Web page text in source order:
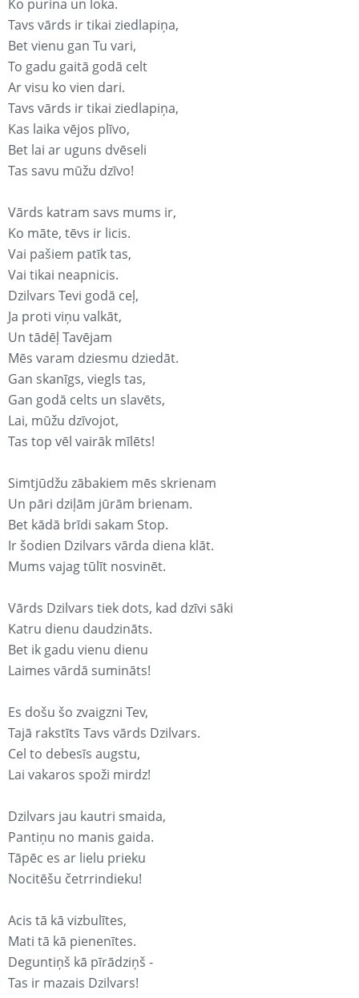
Ko purina un loka.
Tavs vārds ir tikai ziedlapiņa,
Bet vienu gan Tu vari,
To gadu gaitā godā celt
Ar visu ko vien dari.
Tavs vārds ir tikai ziedlapiņa,
Kas laika vējos plīvo,
Bet lai ar uguns dvēseli
Tas savu mūžu dzīvo!
Vārds katram savs mums ir,
Ko māte, tēvs ir licis.
Vai pašiem patīk tas,
Vai tikai neapnicis.
Dzilvars Tevi godā ceļ,
Ja proti viņu valkāt,
Un tādēļ Tavējam
Mēs varam dziesmu dziedāt.
Gan skanīgs, viegls tas,
Gan godā celts un slavēts,
Lai, mūžu dzīvojot,
Tas top vēl vairāk mīlēts!
Simtjūdžu zābakiem mēs skrienam
Un pāri dziļām jūrām brienam.
Bet kādā brīdi sakam Stop.
Ir šodien Dzilvars vārda diena klāt.
Mums vajag tūlīt nosvinēt.
Vārds Dzilvars tiek dots, kad dzīvi sāki
Katru dienu daudzināts.
Bet ik gadu vienu dienu
Laimes vārdā sumināts!
Es došu šo zvaigzni Tev,
Tajā rakstīts Tavs vārds Dzilvars.
Cel to debesīs augstu,
Lai vakaros spoži mirdz!
Dzilvars jau kautri smaida,
Pantiņu no manis gaida.
Tāpēc es ar lielu prieku
Nocitēšu četrrindieku!
Acis tā kā vizbulītes,
Mati tā kā pienenītes.
Deguntiņš kā pīrādziņš -
Tas ir mazais Dzilvars!